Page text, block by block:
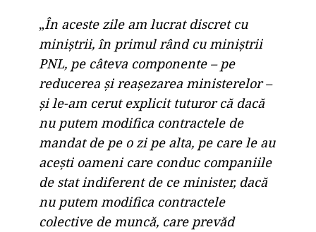
„În aceste zile am lucrat discret cu
miniștrii, în primul rând cu miniștrii
PNL, pe câteva componente – pe
reducerea și reașezarea ministerelor –
și le-am cerut explicit tuturor că dacă
nu putem modifica contractele de
mandat de pe o zi pe alta, pe care le au
acești oameni care conduc companiile
de stat indiferent de ce minister, dacă
nu putem modifica contractele
colective de muncă, care prevăd